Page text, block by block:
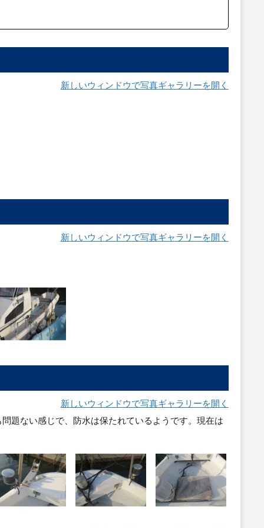
新しいウィンドウで写真ギャラリーを開く
新しいウィンドウで写真ギャラリーを開く
新しいウィンドウで写真ギャラリーを開く
題ない感じで、防水は保たれているようです。現在は